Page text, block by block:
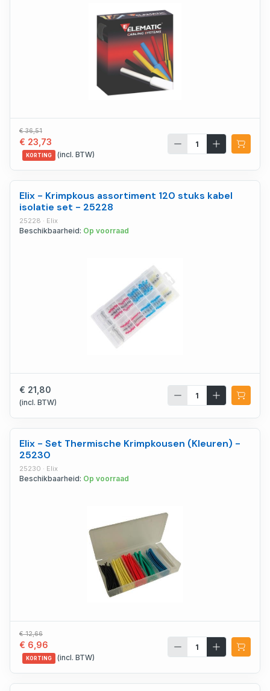
€ 36,51
€ 23,73
KORTING (incl. BTW)
Elix - Krimpkous assortiment 120 stuks kabel
isolatie set - 25228
25228 · Elix
Beschikbaarheid: Op voorraad
€ 21,80
(incl. BTW)
Elix - Set Thermische Krimpkousen (Kleuren) -
25230
25230 · Elix
Beschikbaarheid: Op voorraad
€ 12,66
€ 6,96
KORTING (incl. BTW)